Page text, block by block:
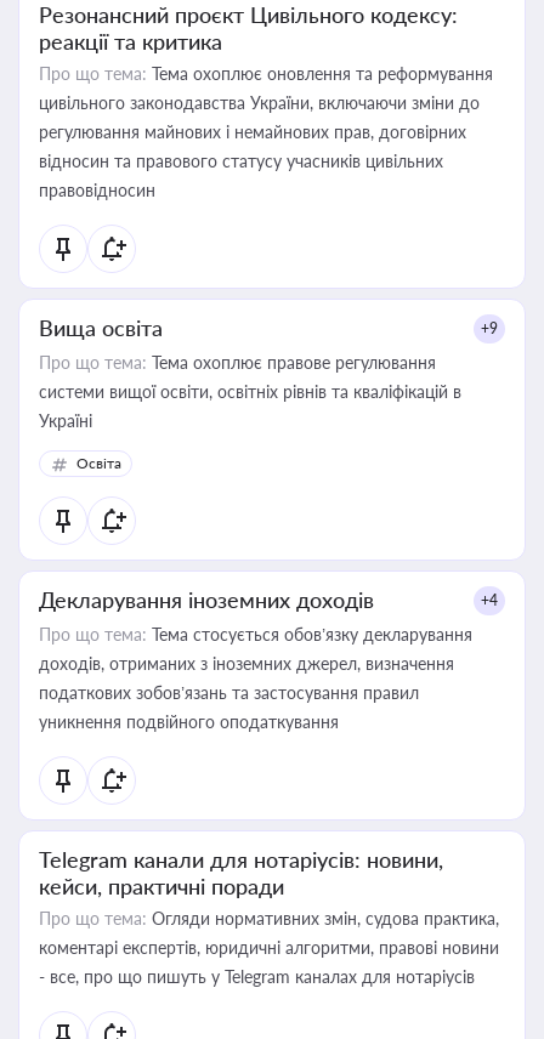
Резонансний проєкт Цивільного кодексу:
реакції та критика
Про що тема: Тема охоплює оновлення та реформування
цивільного законодавства України, включаючи зміни до
регулювання майнових і немайнових прав, договірних
відносин та правового статусу учасників цивільних
правовідносин
Вища освіта +9
Про що тема: Тема охоплює правове регулювання
системи вищої освіти, освітніх рівнів та кваліфікацій в
Україні
Освіта
Декларування іноземних доходів +4
Про що тема: Тема стосується обов’язку декларування
доходів, отриманих з іноземних джерел, визначення
податкових зобов’язань та застосування правил
уникнення подвійного оподаткування
Telegram канали для нотаріусів: новини,
кейси, практичні поради
Про що тема: Огляди нормативних змін, судова практика,
коментарі експертів, юридичні алгоритми, правові новини
- все, про що пишуть у Telegram каналах для нотаріусів